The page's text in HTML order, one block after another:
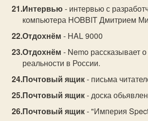
Интервью - интервью с
компьютера HOBBIT Дмитрием
Отдохнём - HAL 9000
Отдохнём - Nemo рассказывает
реальности в России.
Почтовый ящик- письма
Почтовый ящик- доска
Почтовый ящик- "Империя